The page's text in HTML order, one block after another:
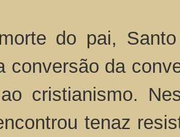
do pai, Santo
conversão da
cristianismo.
tenaz